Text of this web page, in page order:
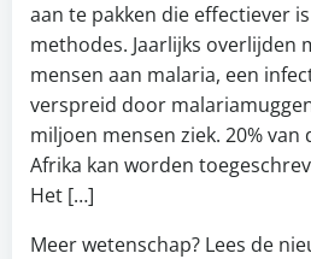
aan te pakken die effectiever
methodes. Jaarlijks overlijden
mensen aan malaria, een
verspreid door
miljoen mensen ziek. 20%
Afrika kan worden
Het […]
Meer wetenschap? Lees de